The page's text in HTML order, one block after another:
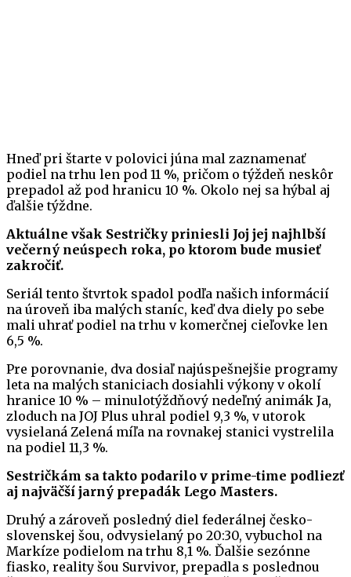
Hneď pri štarte v polovici júna mal zaznamenať
podiel na trhu len pod 11 %, pričom o týždeň neskôr
prepadol až pod hranicu 10 %. Okolo nej sa hýbal aj
ďalšie týždne.
Aktuálne však Sestričky priniesli Joj jej najhlbší
večerný neúspech roka, po ktorom bude musieť
zakročiť.
Seriál tento štvrtok spadol podľa našich informácií
na úroveň iba malých staníc, keď dva diely po sebe
mali uhrať podiel na trhu v komerčnej cieľovke len
6,5 %.
Pre porovnanie, dva dosiaľ najúspešnejšie programy
leta na malých staniciach dosiahli výkony v okolí
hranice 10 % – minulotýždňový nedeľný animák Ja,
zloduch na JOJ Plus uhral podiel 9,3 %, v utorok
vysielaná Zelená míľa na rovnakej stanici vystrelila
na podiel 11,3 %.
Sestričkám sa takto podarilo v prime-time podliezť
aj najväčší jarný prepadák Lego Masters.
Druhý a zároveň posledný diel federálnej česko-
slovenskej šou, odvysielaný po 20:30, vybuchol na
Markíze podielom na trhu 8,1 %. Ďalšie sezónne
fiasko, reality šou Survivor, prepadla s poslednou